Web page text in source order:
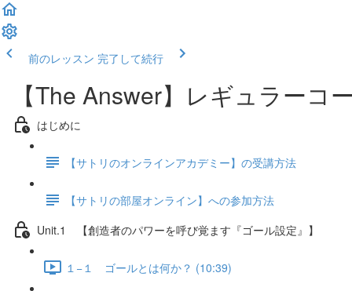
前のレッスン 完了して続行
【The Answer】レギュラーコ
はじめに
【サトリのオンラインアカデミー】の受講方法
【サトリの部屋オンライン】への参加方法
Unit.1 【創造者のパワーを呼び覚ます『ゴール設定』】
１−１ ゴールとは何か？ (10:39)